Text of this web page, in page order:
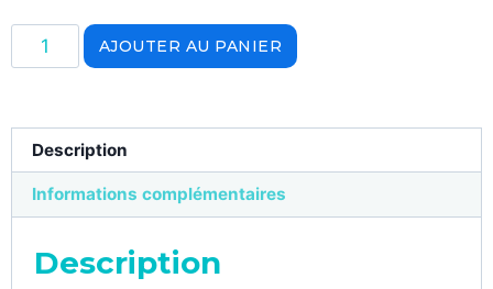
AJOUTER AU PANIER
Description
Informations complémentaires
Description